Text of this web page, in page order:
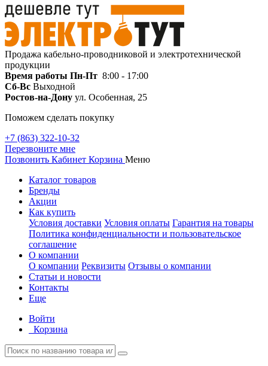
Продажа кабельно-проводниковой и электротехнической
продукции
Время работы Пн-Пт 8:00 - 17:00
Сб-Вс Выходной
Ростов-на-Дону ул. Особенная, 25
Поможем сделать покупку
+7 (863) 322-10-32
Перезвоните мне
Позвонить Кабинет Корзина Меню
Каталог товаров
Бренды
Акции
Как купить
Условия доставки Условия оплаты Гарантия на товары
Политика конфиденциальности и пользовательское
соглашение
О компании
О компании Реквизиты Отзывы о компании
Статьи и новости
Контакты
Еще
Войти
Корзина